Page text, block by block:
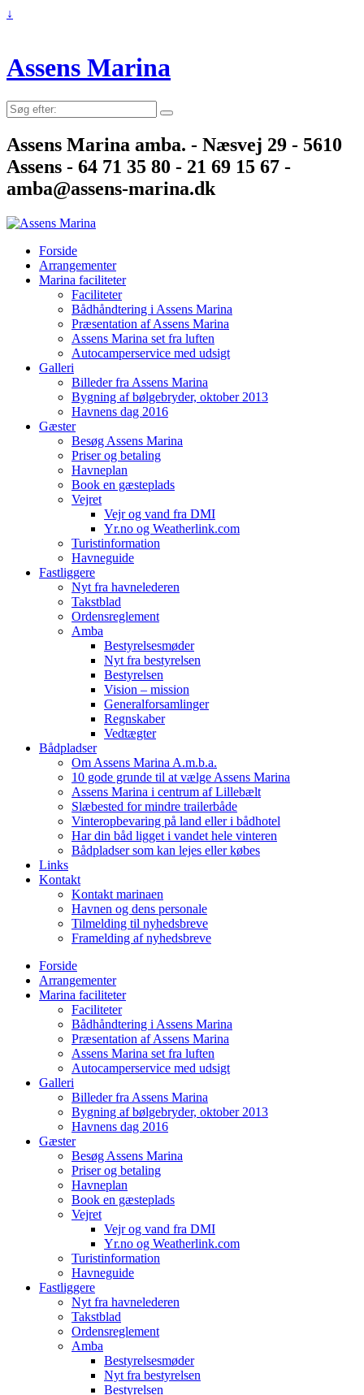
↓
Assens Marina
Søg
efter:
Assens Marina amba. - Næsvej 29 - 5610
Assens - 64 71 35 80 - 21 69 15 67 -
amba@assens-marina.dk
Forside
Arrangementer
Marina faciliteter
Faciliteter
Bådhåndtering i Assens Marina
Præsentation af Assens Marina
Assens Marina set fra luften
Autocamperservice med udsigt
Galleri
Billeder fra Assens Marina
Bygning af bølgebryder, oktober 2013
Havnens dag 2016
Gæster
Besøg Assens Marina
Priser og betaling
Havneplan
Book en gæsteplads
Vejret
Vejr og vand fra DMI
Yr.no og Weatherlink.com
Turistinformation
Havneguide
Fastliggere
Nyt fra havnelederen
Takstblad
Ordensreglement
Amba
Bestyrelsesmøder
Nyt fra bestyrelsen
Bestyrelsen
Vision – mission
Generalforsamlinger
Regnskaber
Vedtægter
Bådpladser
Om Assens Marina A.m.b.a.
10 gode grunde til at vælge Assens Marina
Assens Marina i centrum af Lillebælt
Slæbested for mindre trailerbåde
Vinteropbevaring på land eller i bådhotel
Har din båd ligget i vandet hele vinteren
Bådpladser som kan lejes eller købes
Links
Kontakt
Kontakt marinaen
Havnen og dens personale
Tilmelding til nyhedsbreve
Framelding af nyhedsbreve
Forside
Arrangementer
Marina faciliteter
Faciliteter
Bådhåndtering i Assens Marina
Præsentation af Assens Marina
Assens Marina set fra luften
Autocamperservice med udsigt
Galleri
Billeder fra Assens Marina
Bygning af bølgebryder, oktober 2013
Havnens dag 2016
Gæster
Besøg Assens Marina
Priser og betaling
Havneplan
Book en gæsteplads
Vejret
Vejr og vand fra DMI
Yr.no og Weatherlink.com
Turistinformation
Havneguide
Fastliggere
Nyt fra havnelederen
Takstblad
Ordensreglement
Amba
Bestyrelsesmøder
Nyt fra bestyrelsen
Bestyrelsen